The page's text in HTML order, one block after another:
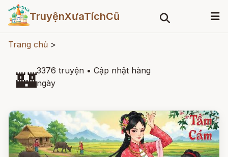
TruyệnXưaTíchCũ
Trang chủ >
🏰3376 truyện • Cập nhật hàng
ngày